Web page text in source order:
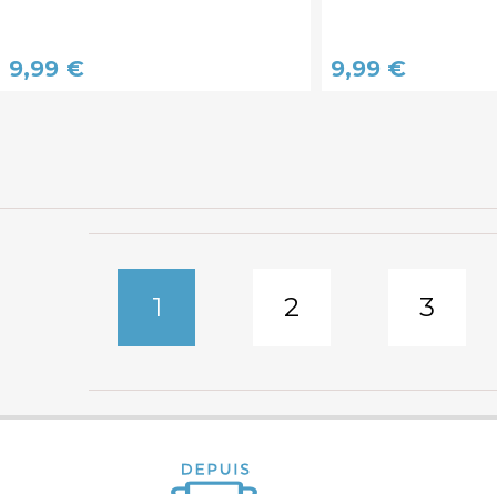
9,99 € 9,99 €
Pages
1 2 3